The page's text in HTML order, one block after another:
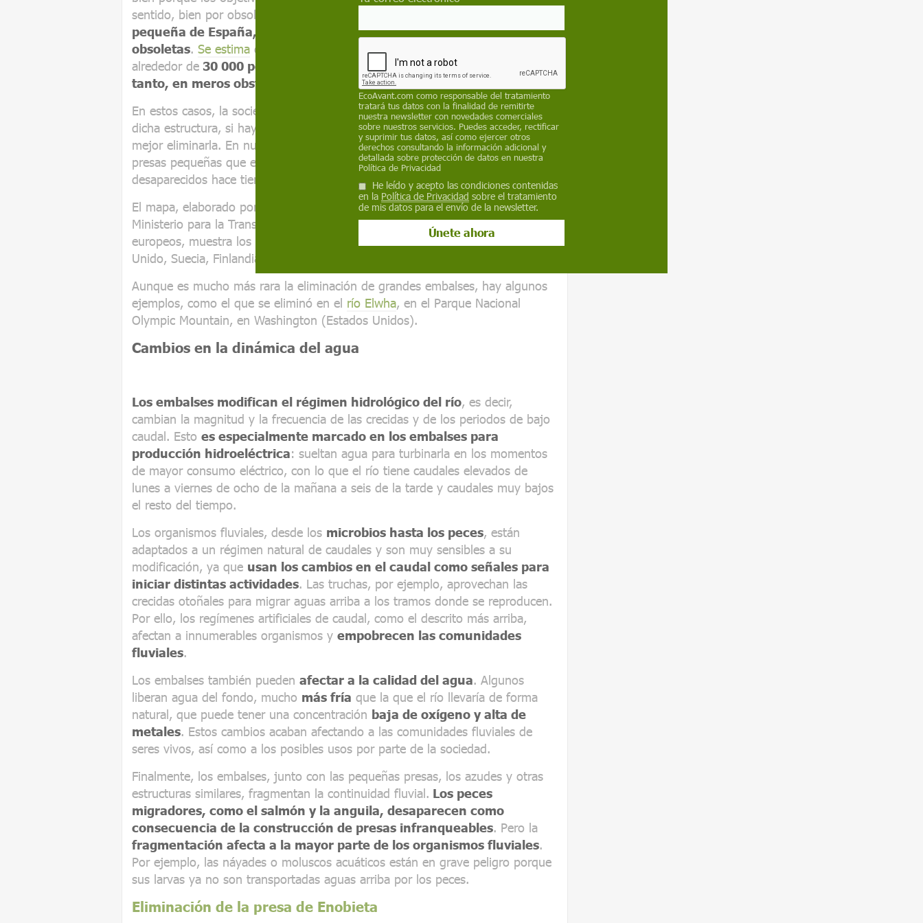
sentido, bien por obsolescencia de la presa.
pequeña de España, la mayor parte de sus casi 1 000 presas están
obsoletas. Se estima que Francia, Polonia, Reino Unido y España suman
alrededor de 30 000 pequeñas presas hoy en desuso y convertidas, por
tanto, en meros obstáculos al curso fluvial.
En estos casos, la sociedad tiene que plantearse si merece la pena mantener
dicha estructura, si hay que invertir para actualizarla, o si, simplemente, es
mejor eliminarla. En nuestro país se están eliminando numerosos azudes y
presas pequeñas que están fuera de uso, como presas de molinos
desaparecidos hace tiempo.
El mapa, elaborado por
proyecto European Dam Removala partir de datos del
Ministerio para la Transición Ecológica y otros organismos oficiales de países
europeos, muestra los embalses y presas desmanteladas en España, Reino
Unido, Suecia, Finlandia y Escocia.
Aunque es mucho más rara la eliminación de grandes embalses, hay algunos
ejemplos, como el que se eliminó en el río Elwha, en el Parque Nacional
Olympic Mountain, en Washington (Estados Unidos).
Cambios en la dinámica del agua
Los embalses modifican el régimen hidrológico del río, es decir,
cambian la magnitud y la frecuencia de las crecidas y de los periodos de bajo
caudal. Esto es especialmente marcado en los embalses para
producción hidroeléctrica: sueltan agua para turbinarla en los momentos
de mayor consumo eléctrico, con lo que el río tiene caudales elevados de
lunes a viernes de ocho de la mañana a seis de la tarde y caudales muy bajos
el resto del tiempo.
Los organismos fluviales, desde los microbios hasta los peces, están
adaptados a un régimen natural de caudales y son muy sensibles a su
modificación, ya que usan los cambios en el caudal como señales para
iniciar distintas actividades. Las truchas, por ejemplo, aprovechan las
crecidas otoñales para migrar aguas arriba a los tramos donde se reproducen.
Por ello, los regímenes artificiales de caudal, como el descrito más arriba,
afectan a innumerables organismos y empobrecen las comunidades
fluviales.
Los embalses también pueden afectar a la calidad del agua. Algunos
liberan agua del fondo, mucho más fría que la que el río llevaría de forma
natural, que puede tener una concentración baja de oxígeno y alta de
metales. Estos cambios acaban afectando a las comunidades fluviales de
seres vivos, así como a los posibles usos por parte de la sociedad.
Finalmente, los embalses, junto con las pequeñas presas, los azudes y otras
estructuras similares, fragmentan la continuidad fluvial. Los peces
migradores, como el salmón y la anguila, desaparecen como
consecuencia de la construcción de presas infranqueables. Pero la
fragmentación afecta a la mayor parte de los organismos fluviales.
Por ejemplo, las náyades o moluscos acuáticos están en grave peligro porque
sus larvas ya no son transportadas aguas arriba por los peces.
Eliminación de la presa de Enobieta
EcoAvant.com como responsable del tratamiento
tratará tus datos con la finalidad de remitirte
nuestra newsletter con novedades comerciales
sobre nuestros servicios. Puedes acceder, rectificar
y suprimir tus datos, así como ejercer otros
derechos consultando la información adicional y
detallada sobre protección de datos en nuestra
Política de Privacidad
He leído y acepto las condiciones contenidas
en la Política de Privacidad sobre el tratamiento
de mis datos para el envío de la newsletter.